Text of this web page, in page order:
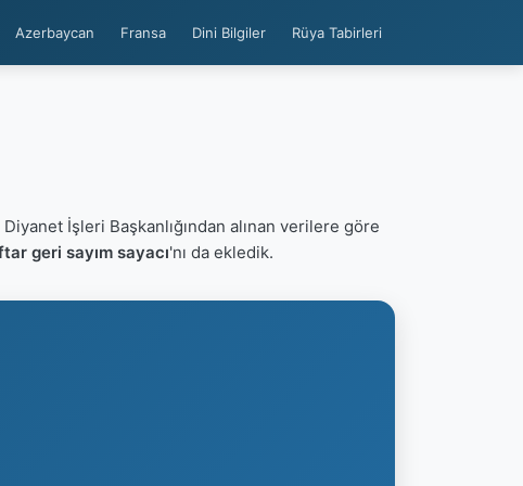
Azerbaycan Fransa Dini Bilgiler Rüya Tabirleri
Diyanet İşleri Başkanlığından alınan verilere göre
geri sayım sayacı'nı da ekledik.